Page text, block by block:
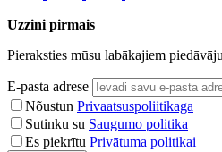
Uzzini pirmais
Pieraksties mūsu labākajiem
E-pasta adrese
Nõustun Privaatsuspoliitikaga
Sutinku su Saugumo politika
Es piekrītu Privātuma politikai